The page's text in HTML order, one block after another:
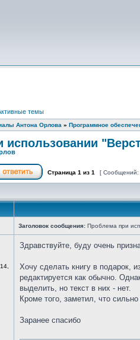
темы
Антона Орлова » Программное
Страница 1 из 1 [ Сообщений:
Заголовок сообщения: Проблема при
Здравствуйте, буду очень
Хочу сделать книгу в подарок,
редактируется как обычно.
выделить, но текст в них - нет.
Кроме того, заметил, что
Заранее спасибо